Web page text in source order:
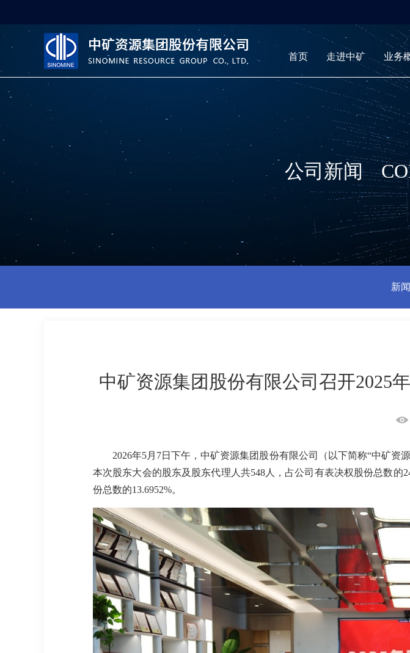
首页 走进中矿 业务
公司新闻
新
中矿资源集团股份有限公司召开2025
2026年5月7日下午，中矿资源集团股份有限公司（以下简称“中矿
本次股东大会的股东及股东代理人共548人，占公司有表决权股份总数
份总数的13.6952%。